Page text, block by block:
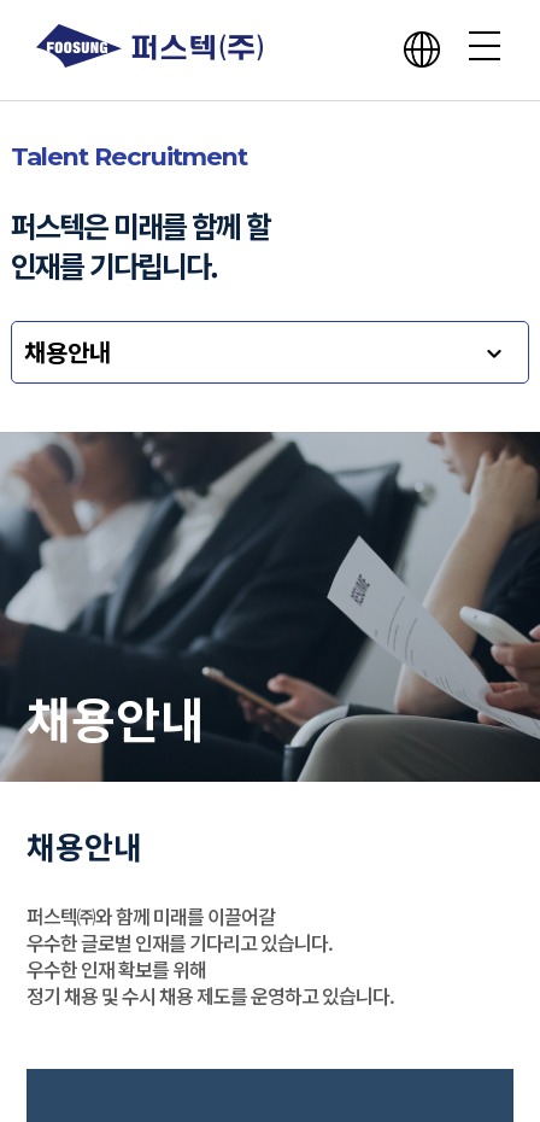
Talent Recruitment
퍼스텍은 미래를 함께 할
인재를 기다립니다.
채용안내
채용안내
채용안내
퍼스텍㈜와 함께 미래를 이끌어갈
우수한 글로벌 인재를 기다리고 있습니다.
우수한 인재 확보를 위해
정기 채용 및 수시 채용 제도를 운영하고 있습니다.
회사소개
사업분야
윤리경영
홍보센터
인재채용